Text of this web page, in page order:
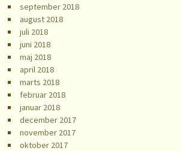
september 2018
august 2018
juli 2018
juni 2018
maj 2018
april 2018
marts 2018
februar 2018
januar 2018
december 2017
november 2017
oktober 2017